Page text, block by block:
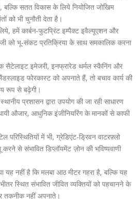
बल्कि सतत विकास के लिये नियोजित जोखिम
को भी चुनौती देता है।
हमें कार्बन-फुटप्रिंट इम्पैक्ट इवैल्यूएशन और
को भू-संकट प्रतिक्रिया के साथ समकालिक करना
सैटेलाइट इमेजरी, इनफ्रारेड थर्मल स्कैनिंग और
फोरकास्ट को अपनाते हैं, तो बचाव कार्य की
रूप से बढ़ेगी।
प्रशासन द्वारा उपयोग की जा रही साधारण
औजार, आधुनिक इंजीनियरिंग के मानकों से काफी
परिस्थितियों में भी, ग्रेडिएंट-ड्रिवन वाटरफ़्लो
करने से संभावित डिप्लॉयमेंट ज़ोन की भविष्यवाणी
यह नहीं है कि मलबा आठ मीटर गहरा है, बल्कि यह
स्थित संभावित जीवित व्यक्तियों को पहचानने के
तकनीक नहीं अपनाते।